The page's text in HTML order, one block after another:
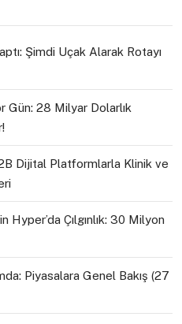
Şimdi Uçak Alarak Rotayı
Gün: 28 Milyar Dolarlık
Dijital Platformlarla Klinik ve
Hyper’da Çılgınlık: 30 Milyon
Piyasalara Genel Bakış (27